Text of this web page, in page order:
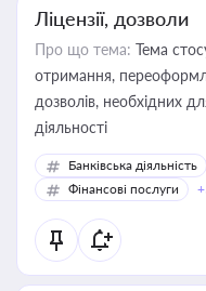
Ліцензії, дозволи
Про що тема: Тема
отримання,
дозволів, необхідних
діяльності
Банківська діяльність
Фінансові послуги